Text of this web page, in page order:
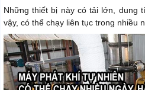
Những thiết bị này có tải lớn, dung
vậy, có thể chạy liên tục trong nhiều